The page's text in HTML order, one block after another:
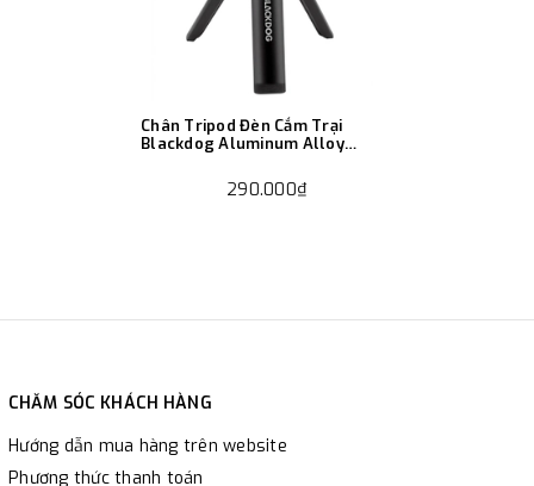
Chân Tripod Đèn Cắm Trại
Blackdog Aluminum Alloy
290.000₫
CHĂM SÓC KHÁCH HÀNG
Hướng dẫn mua hàng trên website
Phương thức thanh toán